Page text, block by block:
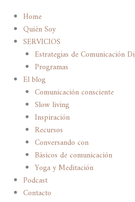
Home
Quién Soy
SERVICIOS
Estrategias de Comunicación
Programas
El blog
Comunicación consciente
Slow living
Inspiración
Recursos
Conversando con
Básicos de comunicación
Yoga y Meditación
Podcast
Contacto